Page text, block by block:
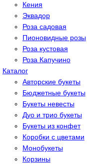
Кения
Эквадор
Роза садовая
Пионовидные розы
Роза кустовая
Роза Капучино
Каталог
Авторские букеты
Бюджетные букеты
Букеты невесты
Дуо и трио букеты
Букеты из конфет
Коробки с цветами
Монобукеты
Корзины